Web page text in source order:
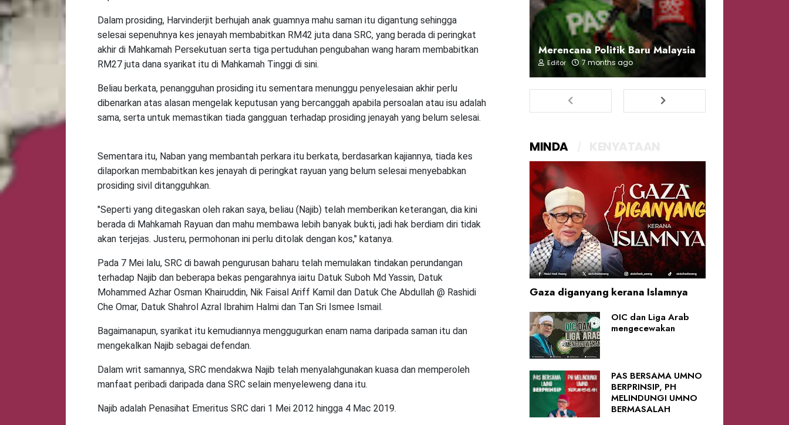
Dalam prosiding, Harvinderjit berhujah anak guamnya mahu saman itu digantung sehingga
selesai sepenuhnya kes jenayah membabitkan RM42 juta dana SRC, yang berada di peringkat
akhir di Mahkamah Persekutuan serta tiga pertuduhan pengubahan wang haram membabitkan
RM27 juta dana syarikat itu di Mahkamah Tinggi di sini.
Beliau berkata, penangguhan prosiding itu sementara menunggu penyelesaian akhir perlu
dibenarkan atas alasan mengelak keputusan yang bercanggah apabila persoalan atau isu adalah
sama, serta untuk memastikan tiada gangguan terhadap prosiding jenayah yang belum selesai.
Sementara itu, Naban yang membantah perkara itu berkata, berdasarkan kajiannya, tiada kes
dilaporkan membabitkan kes jenayah di peringkat rayuan yang belum selesai menyebabkan
prosiding sivil ditangguhkan.
"Seperti yang ditegaskan oleh rakan saya, beliau (Najib) telah memberikan keterangan, dia kini
berada di Mahkamah Rayuan dan mahu membawa lebih banyak bukti, jadi hak berdiam diri tidak
akan terjejas. Justeru, permohonan ini perlu ditolak dengan kos," katanya.
Pada 7 Mei lalu, SRC di bawah pengurusan baharu telah memulakan tindakan perundangan
terhadap Najib dan beberapa bekas pengarahnya iaitu Datuk Suboh Md Yassin, Datuk
Mohammed Azhar Osman Khairuddin, Nik Faisal Ariff Kamil dan Datuk Che Abdullah @ Rashidi
Che Omar, Datuk Shahrol Azral Ibrahim Halmi dan Tan Sri Ismee Ismail.
Bagaimanapun, syarikat itu kemudiannya menggugurkan enam nama daripada saman itu dan
mengekalkan Najib sebagai defendan.
Dalam writ samannya, SRC mendakwa Najib telah menyalahgunakan kuasa dan memperoleh
manfaat peribadi daripada dana SRC selain menyeleweng dana itu.
Najib adalah Penasihat Emeritus SRC dari 1 Mei 2012 hingga 4 Mac 2019.
Merencana Politik Baru Malaysia
Editor 7 months ago
MINDA
Gaza diganyang kerana Islamnya
OIC dan Liga Arab
mengecewakan
PAS BERSAMA UMNO
BERPRINSIP, PH
MELINDUNGI UMNO
BERMASALAH